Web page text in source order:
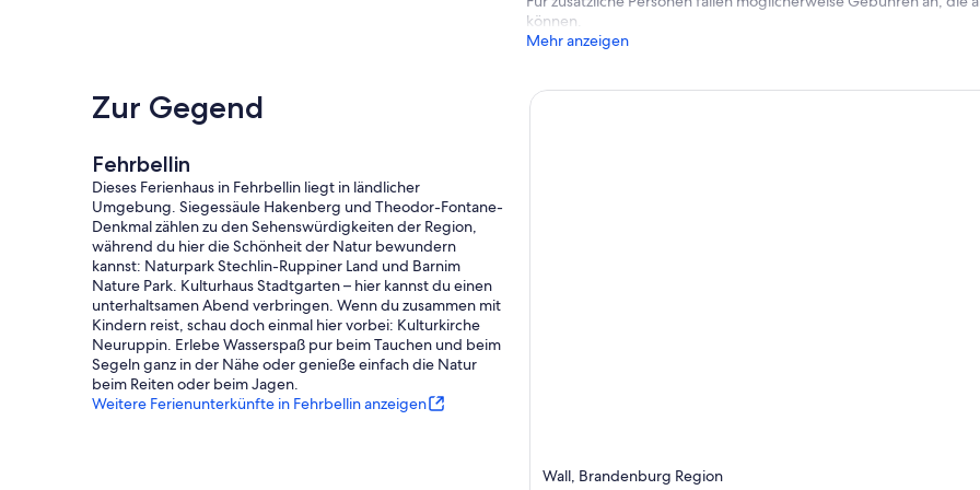
können.
Mehr anzeigen
Zur Gegend
Fehrbellin
Dieses Ferienhaus in Fehrbellin liegt in ländlicher
Umgebung. Siegessäule Hakenberg und Theodor-Fontane-
Denkmal zählen zu den Sehenswürdigkeiten der Region,
während du hier die Schönheit der Natur bewundern
kannst: Naturpark Stechlin-Ruppiner Land und Barnim
Nature Park. Kulturhaus Stadtgarten – hier kannst du einen
unterhaltsamen Abend verbringen. Wenn du zusammen mit
Kindern reist, schau doch einmal hier vorbei: Kulturkirche
Neuruppin. Erlebe Wasserspaß pur beim Tauchen und beim
Segeln ganz in der Nähe oder genieße einfach die Natur
beim Reiten oder beim Jagen.
Weitere Ferienunterkünfte in Fehrbellin anzeigen
Wall, Brandenburg Region